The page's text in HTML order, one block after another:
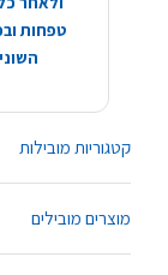
קטגוריות מובילות
מוצרים מובילים
טפחות